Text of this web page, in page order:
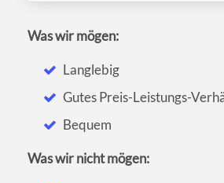
Was wir mögen:
Langlebig
Gutes Preis-Leistungs-
Bequem
Was wir nicht mögen: